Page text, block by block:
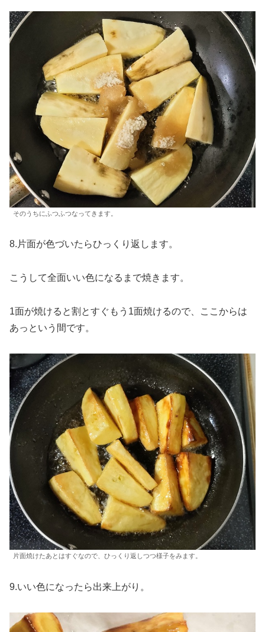
そのうちにふつふつなってきます。
8.片面が色づいたらひっくり返します。
こうして全面いい色になるまで焼きます。
1面が焼けると割とすぐもう1面焼けるので、ここからは
あっという間です。
片面焼けたあとはすぐなので、ひっくり返しつつ様子をみます。
9.いい色になったら出来上がり。